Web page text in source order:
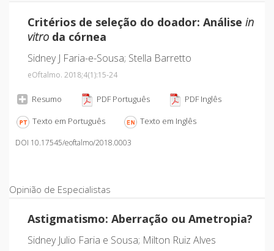
Critérios de seleção do doador: Análise in
vitro da córnea
Sidney J Faria-e-Sousa; Stella Barretto
eOftalmo. 2018;4(1):15-24
Resumo PDF Português
PDF Inglês
Texto em Português
Texto em Inglês
DOI 10.17545/eoftalmo/2018.0003
Opinião de Especialistas
Astigmatismo: Aberração ou Ametropia?
Sidney Julio Faria e Sousa; Milton Ruiz Alves